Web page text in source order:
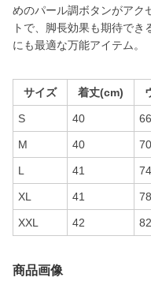
めのパール調ボタンがアク
トで、脚長効果も期待で
にも最適な万能アイテム。
サイズ 着丈(cm)
S 40 66
M 40 70
L 41 74
XL 41 78
XXL 42 82
商品画像